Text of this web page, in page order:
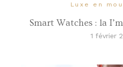
Luxe en
Smart Watches : la
1 février